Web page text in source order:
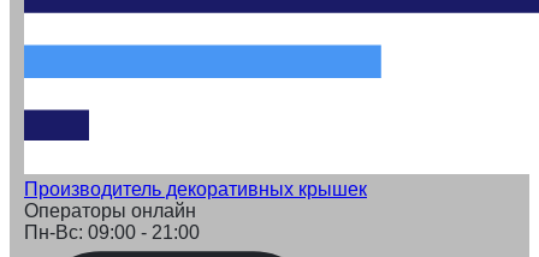
Производитель декоративных крышек
Операторы онлайн
Пн-Вс: 09:00 - 21:00